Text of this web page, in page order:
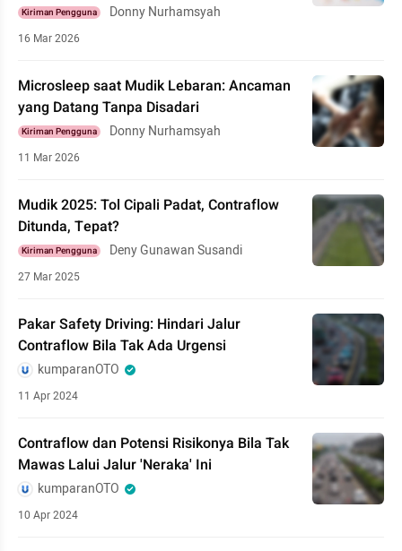
Kiriman Pengguna Donny Nurhamsyah
16 Mar 2026
Microsleep saat Mudik Lebaran: Ancaman
yang Datang Tanpa Disadari
Kiriman Pengguna Donny Nurhamsyah
11 Mar 2026
Mudik 2025: Tol Cipali Padat, Contraflow
Ditunda, Tepat?
Kiriman Pengguna Deny Gunawan Susandi
27 Mar 2025
Pakar Safety Driving: Hindari Jalur
Contraflow Bila Tak Ada Urgensi
kumparanOTO
11 Apr 2024
Contraflow dan Potensi Risikonya Bila Tak
Mawas Lalui Jalur 'Neraka' Ini
kumparanOTO
10 Apr 2024